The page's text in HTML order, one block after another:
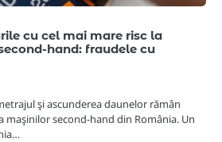
cu cel mai mare risc la
hand: fraudele cu
şi ascunderea daunelor rămân
maşinilor second-hand din România. Un